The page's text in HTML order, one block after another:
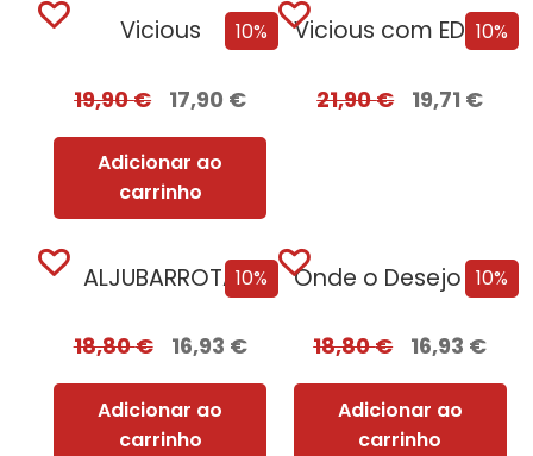
10%
Vicious
19,90€ 17,90 €
Adicionar ao
carrinho
10%
Vicious com EDGES
21,90€ 19,71 €
10%
ALJUBARROTA
18,80€ 16,93 €
Adicionar ao
carrinho
10%
Onde o Desejo se Esconde [Nova Edição]
18,80€ 16,93 €
Adicionar ao
carrinho